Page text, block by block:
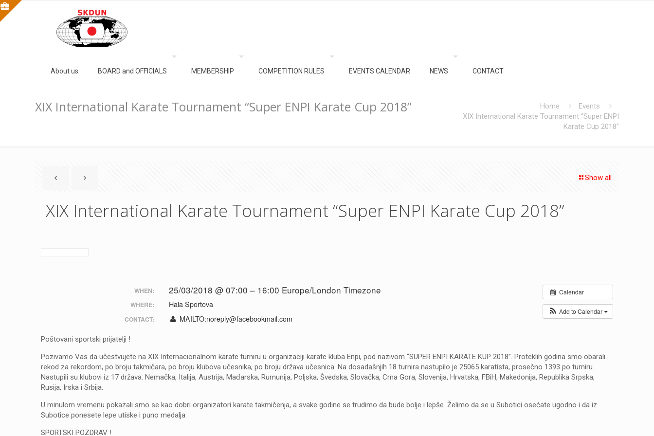
About us BOARD and OFFICIALS MEMBERSHIP COMPETITION RULES EVENTS CALENDAR NEWS CONTACT
XIX International Karate Tournament “Super ENPI Karate Cup 2018” Home
Events
XIX International Karate Tournament “Super ENPI
Karate Cup 2018”
Show all
XIX International Karate Tournament “Super ENPI Karate Cup 2018”
Calendar
Add to Calendar
WHEN: 25/03/2018 @ 07:00 – 16:00 Europe/London Timezone
WHERE: Hala Sportova
CONTACT: MAILTO:noreply@facebookmail.com
Poštovani sportski prijatelji !
Pozivamo Vas da učestvujete na XIX Internacionalnom karate turniru u organizaciji karate kluba Enpi, pod nazivom “SUPER ENPI KARATE KUP 2018”. Proteklih godina smo obarali
rekod za rekordom, po broju takmičara, po broju klubova učesnika, po broju država učesnica. Na dosadašnjih 18 turnira nastupilo je 25065 karatista, prosečno 1393 po turniru.
Nastupili su klubovi iz 17 država: Nemačka, Italija, Austrija, Mađarska, Rumunija, Poljska, Švedska, Slovačka, Crna Gora, Slovenija, Hrvatska, FBiH, Makedonija, Republika Srpska,
Rusija, Irska i Srbija.
U minulom vremenu pokazali smo se kao dobri organizatori karate takmičenja, a svake godine se trudimo da bude bolje i lepše. Želimo da se u Subotici osećate ugodno i da iz
Subotice ponesete lepe utiske i puno medalja.
SPORTSKI POZDRAV !